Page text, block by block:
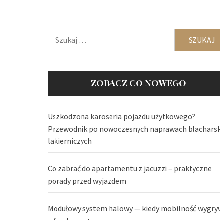
Szukaj:
ZOBACZ CO NOWEGO
Uszkodzona karoseria pojazdu użytkowego?
Przewodnik po nowoczesnych naprawach
lakierniczych
Co zabrać do apartamentu z jacuzzi – praktyczne
porady przed wyjazdem
Modułowy system halowy — kiedy mobilność